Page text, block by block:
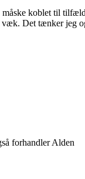
måske koblet til
væk. Det tænker jeg
forhandler Alden